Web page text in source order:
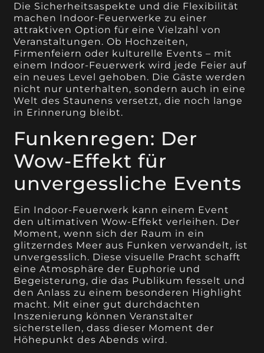
Die Sicherheitsaspekte und die Flexibilität
machen Indoor-Feuerwerke zu einer
attraktiven Option für eine Vielzahl von
Veranstaltungen. Ob Hochzeiten,
Firmenfeiern oder kulturelle Events – mit
einem Indoor-Feuerwerk wird jede Feier auf
ein neues Level gehoben. Die Gäste werden
nicht nur unterhalten, sondern auch in eine
Welt des Staunens versetzt, die noch lange
in Erinnerung bleibt.
Funkenregen: Der
Wow-Effekt für
unvergessliche Events
Ein Indoor-Feuerwerk kann einem Event
den ultimativen Wow-Effekt verleihen. Der
Moment, wenn sich der Raum in ein
glitzerndes Meer aus Funken verwandelt, ist
unvergesslich. Diese visuelle Pracht schafft
eine Atmosphäre der Euphorie und
Begeisterung, die das Publikum fesselt und
den Anlass zu einem besonderen Highlight
macht. Mit einer gut durchdachten
Inszenierung können Veranstalter
sicherstellen, dass dieser Moment der
Höhepunkt des Abends wird.